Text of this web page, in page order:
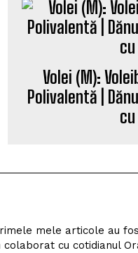
Volei (M):
Polivalentă |
mele articole au
cu cotidianul